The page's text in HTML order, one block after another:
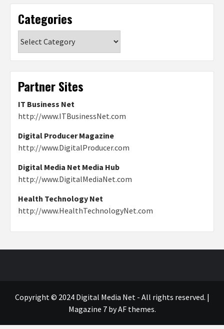
Categories
Partner Sites
IT Business Net
http://www.ITBusinessNet.com
Digital Producer Magazine
http://www.DigitalProducer.com
Digital Media Net Media Hub
http://www.DigitalMediaNet.com
Health Technology Net
http://www.HealthTechnologyNet.com
Copyright © 2024 Digital Media Net - All rights reserved. |
Magazine 7by AF themes.